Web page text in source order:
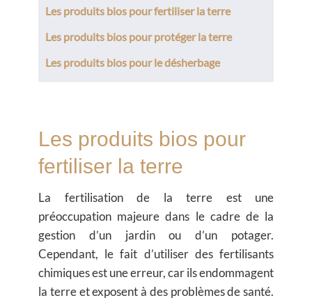
Les produits bios pour fertiliser la terre
Les produits bios pour protéger la terre
Les produits bios pour le désherbage
Les produits bios pour
fertiliser la terre
La fertilisation de la terre est une
préoccupation majeure dans le cadre de la
gestion d’un jardin ou d’un potager.
Cependant, le fait d’utiliser des fertilisants
chimiques est une erreur, car ils endommagent
la terre et exposent à des problèmes de santé.